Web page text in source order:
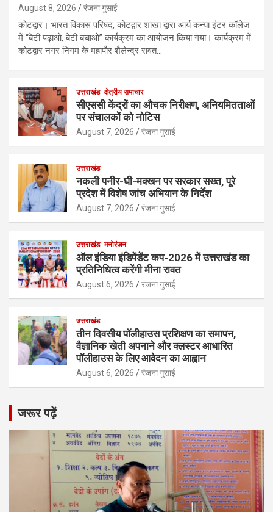
August 8, 2026 रंजना गुसाई
कोटद्वार। भारत विकास परिषद, कोटद्वार शाखा द्वारा आर्य कन्या इंटर कॉलेज
में “बेटी पढ़ाओ, बेटी बचाओ” कार्यक्रम का आयोजन किया गया। कार्यक्रम में
कोटद्वार नगर निगम के महापौर शैलेन्द्र रावत…
उत्तराखंड क्षेत्रीय समाचार
सीएससी केंद्रों का औचक निरीक्षण, अनियमितताओं
पर संचालकों को नोटिस
August 7, 2026 रंजना गुसाई
उत्तराखंड
नकली पनीर-घी-मक्खन पर सरकार सख्त, पूरे
प्रदेश में विशेष जांच अभियान के निर्देश
August 7, 2026 रंजना गुसाई
उत्तराखंड मनोरंजन
ऑल इंडिया इंडिपेंडेंट कप-2026 में उत्तराखंड का
प्रतिनिधित्व करेंगी मीना रावत
August 6, 2026 रंजना गुसाई
उत्तराखंड
तीन दिवसीय पॉलीहाउस प्रशिक्षण का समापन,
वैज्ञानिक खेती अपनाने और क्लस्टर आधारित
पॉलीहाउस के लिए आवेदन का आह्वान
August 6, 2026 रंजना गुसाई
जरूर पढ़ें